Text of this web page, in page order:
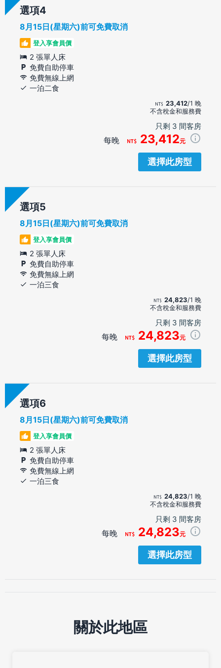
選項
8月15日(星期六)前可免費取消
登入享會員價
2 張單人床
免費自助停車
免費無線上網
一泊二食
23,412/1 晚
不含稅金和服務費
只剩 3 間客房
每晚 23,412元
選擇此房型
選項
8月15日(星期六)前可免費取消
登入享會員價
2 張單人床
免費自助停車
免費無線上網
一泊三食
24,823/1 晚
不含稅金和服務費
只剩 3 間客房
每晚 24,823元
選擇此房型
選項
8月15日(星期六)前可免費取消
登入享會員價
2 張單人床
免費自助停車
免費無線上網
一泊三食
24,823/1 晚
不含稅金和服務費
只剩 3 間客房
每晚 24,823元
選擇此房型
關於此地區